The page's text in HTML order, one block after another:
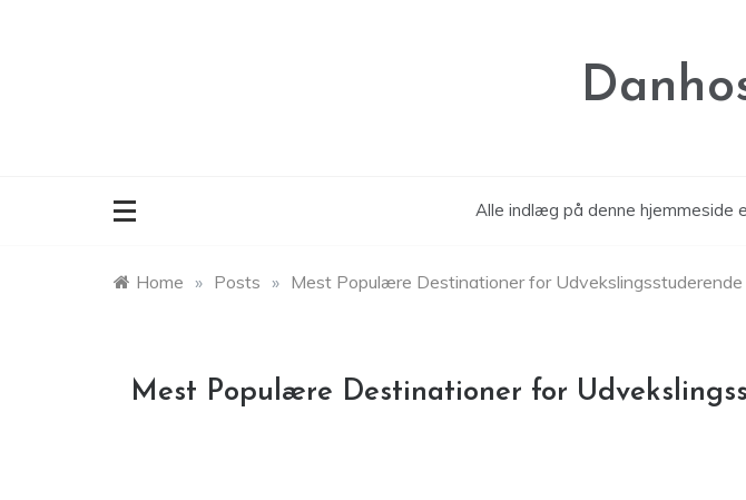
Alle indlæg på denne hjemmeside
Home » Posts » Mest Populære Destinationer for Udvekslingsstuderende
Mest Populære Destinationer for